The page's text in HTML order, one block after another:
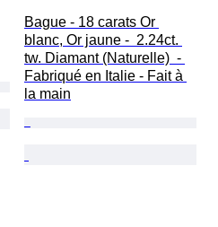
Bague - 18 carats Or
blanc, Or jaune -  2.24ct.
tw. Diamant (Naturelle)  -
Fabriqué en Italie - Fait à
la main